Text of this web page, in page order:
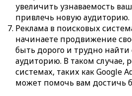
увеличить узнаваемость
привлечь новую аудиторию.
Реклама в поисковых
начинаете продвижение
быть дорого и трудно
аудиторию. В таком случае,
системах, таких как Google
может помочь вам достичь